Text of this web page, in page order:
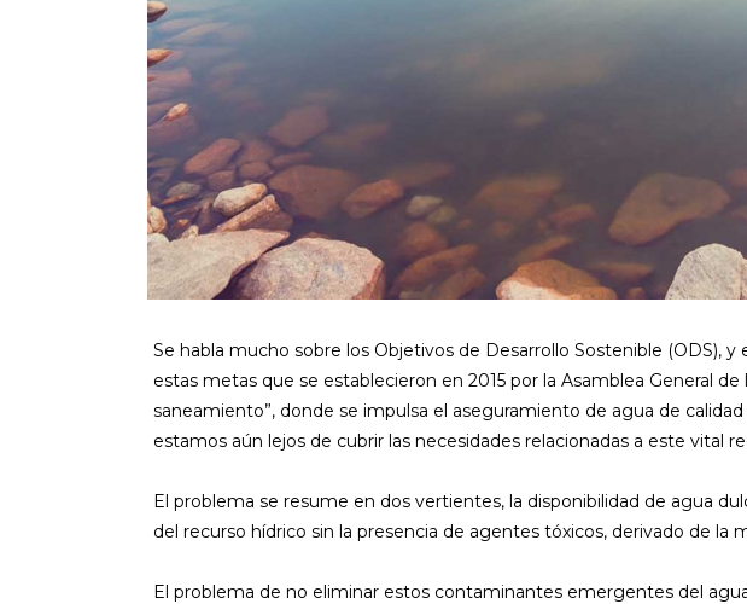
Se habla mucho sobre los Objetivos de Desarrollo Sostenible (ODS),
estas metas que se establecieron en 2015 por la Asamblea General
saneamiento”, donde se impulsa el aseguramiento de agua de
estamos aún lejos de cubrir las necesidades relacionadas a este vital
El problema se resume en dos vertientes, la disponibilidad de agua
del recurso hídrico sin la presencia de agentes tóxicos, derivado de la
El problema de no eliminar estos contaminantes emergentes del